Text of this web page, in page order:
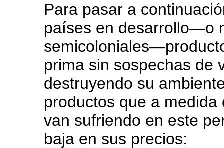
Para pasar a
países en desarrollo—o
prima sin sospechas de
destruyendo su
productos que a
van sufriendo en este
baja en sus precios: